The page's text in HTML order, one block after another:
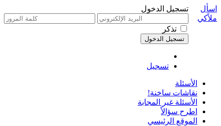
تسجيل الدخول
تذكر
تسجيل
اسأل
ملاًكي
الأسئلة
نقاشات ساخنة!
الأسئلة غير المجابة
اطرح سؤالاً
الموقع الرئيسي